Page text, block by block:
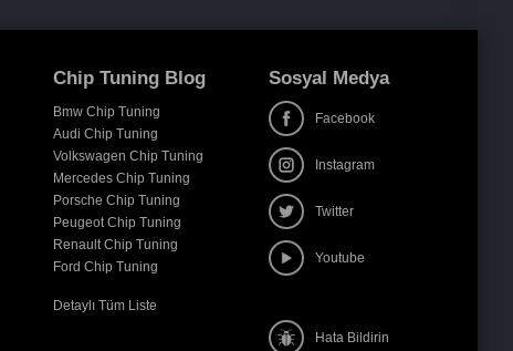
Chip Tuning Blog
Bmw Chip Tuning
Audi Chip Tuning
Volkswagen Chip Tuning
Mercedes Chip Tuning
Porsche Chip Tuning
Peugeot Chip Tuning
Renault Chip Tuning
Ford Chip Tuning
Detaylı Tüm Liste
Sosyal Medya
Facebook
Instagram
Twitter
Youtube
Hata Bildirin